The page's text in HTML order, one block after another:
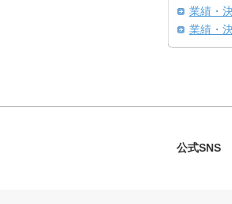
業績・
業績・
公式SNS